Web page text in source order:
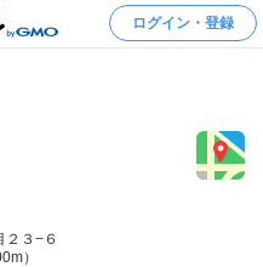
ログイン・登録
２３−６
）